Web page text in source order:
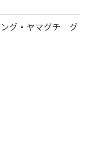
グ・ヤマグチ グ